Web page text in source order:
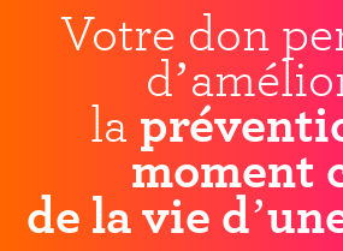
Votre don
la
moment
de la vie